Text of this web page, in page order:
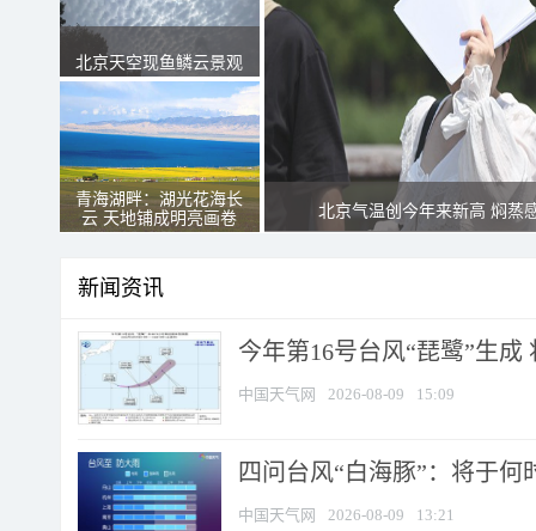
北京天空现鱼鳞云景观
青海湖畔：湖光花海长
云 天地铺成明亮画卷
北京气温创今年来新高 焖蒸
新闻资讯
今年第16号台风“琵鹭”生
中国天气网 2026-08-09 15:09
四问台风“白海豚”：将于
中国天气网 2026-08-09 13:21